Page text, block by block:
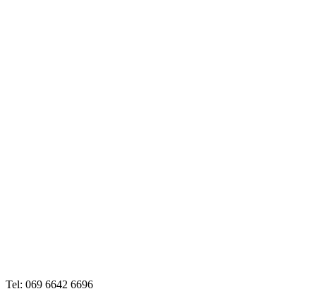
Tel: 069 6642 6696